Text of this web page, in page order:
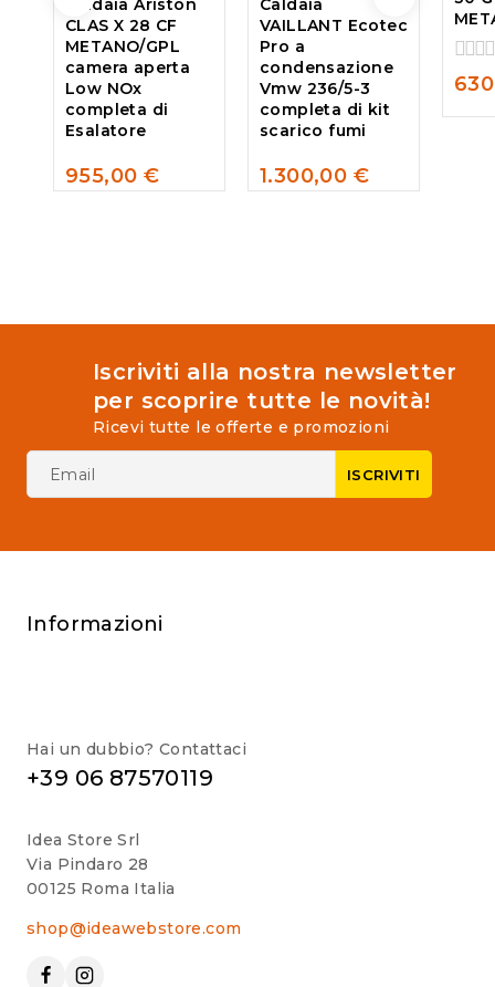
CLAS X 28 CF
METANO/GPL
camera aperta
Low NOx
completa di
Esalatore
0
955,00 €
VAILLANT Ecotec
Pro a
condensazione
Vmw 236/5-3
completa di kit
scarico fumi
0
1.300,00 €
0
out
of
Iscriviti alla nostra newsletter
per scoprire tutte le novità!
Ricevi tutte le offerte e promozioni
Informazioni
Hai un dubbio? Contattaci
+39 06 87570119
Idea Store Srl
Via Pindaro 28
00125 Roma Italia
shop@ideawebstore.com